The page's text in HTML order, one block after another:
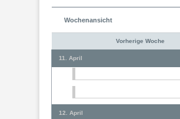
Wochenansicht
Vorherige Woche
11. April
12. April